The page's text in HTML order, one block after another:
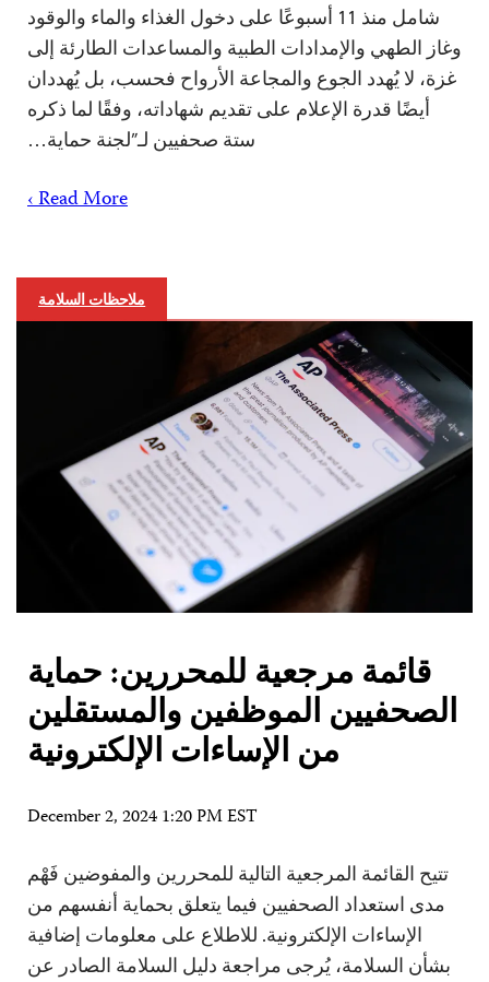
شامل منذ 11 أسبوعًا على دخول الغذاء والماء والوقود
وغاز الطهي والإمدادات الطبية والمساعدات الطارئة إلى
غزة، لا يُهدد الجوع والمجاعة الأرواح فحسب، بل يُهددان
أيضًا قدرة الإعلام على تقديم شهاداته، وفقًا لما ذكره
ستة صحفيين لـ”لجنة حماية…
Read More ›
ملاحظات السلامة
قائمة مرجعية للمحررين: حماية
الصحفيين الموظفين والمستقلين
من الإساءات الإلكترونية
December 2, 2024 1:20 PM EST
تتيح القائمة المرجعية التالية للمحررين والمفوضين فَهْم
مدى استعداد الصحفيين فيما يتعلق بحماية أنفسهم من
الإساءات الإلكترونية. للاطلاع على معلومات إضافية
بشأن السلامة، يُرجى مراجعة دليل السلامة الصادر عن